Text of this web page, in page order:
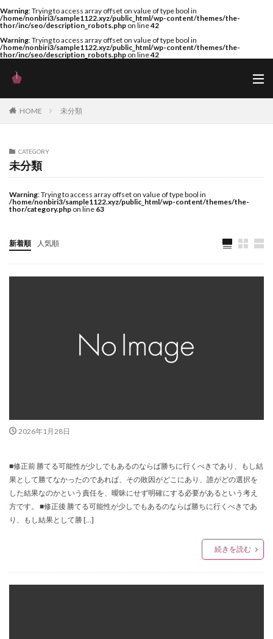
Warning: Trying to access array offset on value of type bool in
/home/nonbiri3/sample1122.xyz/public_html/wp-content/themes/the-
thor/inc/seo/description_robots.php on line42
Warning: Trying to access array offset on value of type bool in
/home/nonbiri3/sample1122.xyz/public_html/wp-content/themes/the-
thor/inc/seo/description_robots.php on line42
HOME 未分類
CATEGORY
未分類
Warning: Trying to access array offset on value of type bool in
/home/nonbiri3/sample1122.xyz/public_html/wp-content/themes/the-
thor/category.php on line 63
新着順 人気順
2026年1月28日
■修正前 勝てる可能性が少しでもあるのならば勝ちに行くべきであり、もし結
果として勝てなかったのであれば、その敗因がどこにあり、誰がどの選択を
した結果なのかという責任を、曖昧にせず明確にする必要があるという考え
方です。 ■修正後 勝てる可能性が少しでもあるのならば勝ちに行くべきであ
り、もし結果として勝 […]
続きを読む